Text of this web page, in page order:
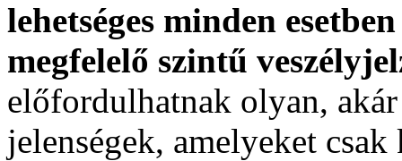
lehetséges minden
megfelelő szintű
előfordulhatnak olyan,
jelenségek, amelyeket